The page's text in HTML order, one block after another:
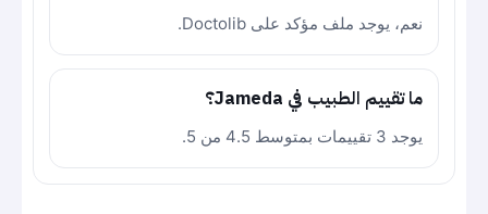
نعم، يوجد ملف مؤكد على Doctolib.
ما تقييم الطبيب في Jameda؟
يوجد 3 تقييمات بمتوسط 4.5 من 5.